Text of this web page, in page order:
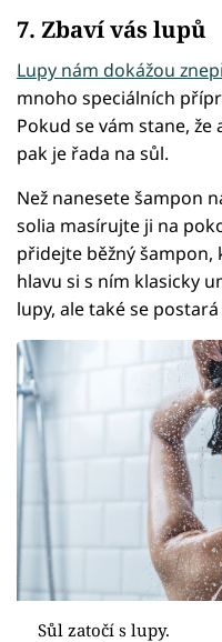
7. Zbaví vás lupů
Lupy nám dokážou
mnoho speciálních
Pokud se vám stane,
pak je řada na sůl.
Než nanesete šampon
solia masírujte ji na
přidejte běžný šampon,
hlavu si s ním klasicky
lupy, ale také se
Sůl zatočí s lupy.